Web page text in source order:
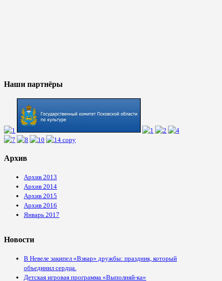
Наши партнёры
Архив
Архив 2013
Архив 2014
Архив 2015
Архив 2016
Январь 2017
Новости
В Невеле закипел «Взвар» дружбы: праздник, который
объединил сердца.
Детская игровая программа «Выполняй-ка»